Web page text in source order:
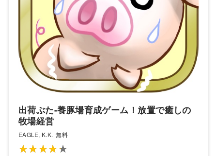
出荷ぶた-養豚場育成ゲーム！放置で癒しの
牧場経営
EAGLE, K.K. 無料
★★★★★
★★★★★